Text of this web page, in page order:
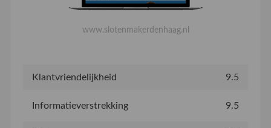
www.slotenmakerdenhaag.nl
Klantvriendelijkheid 9.5
Informatieverstrekking 9.5